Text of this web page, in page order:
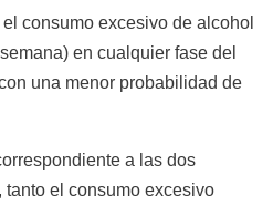
consumo excesivo de alcohol
en cualquier fase del
una menor probabilidad de
a las dos
el consumo excesivo